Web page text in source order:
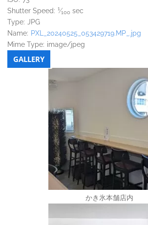
Shutter Speed: 1⁄100 sec
Type: JPG
Name: PXL_20240525_053429719.MP_.jpg
Mime Type: image/jpeg
GALLERY
かき氷本舗店内